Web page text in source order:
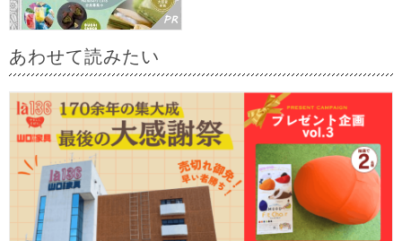
あわせて読みたい